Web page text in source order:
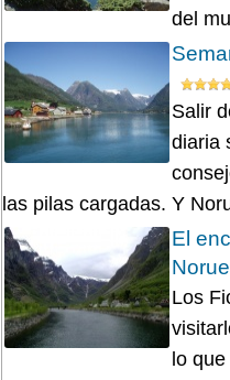
del
Salir
diaria
las pilas cargadas. Y
El
Los
lo